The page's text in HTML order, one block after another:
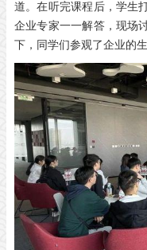
道。在听完课程后，学生
企业专家一一解答，现场
下，同学们参观了企业的